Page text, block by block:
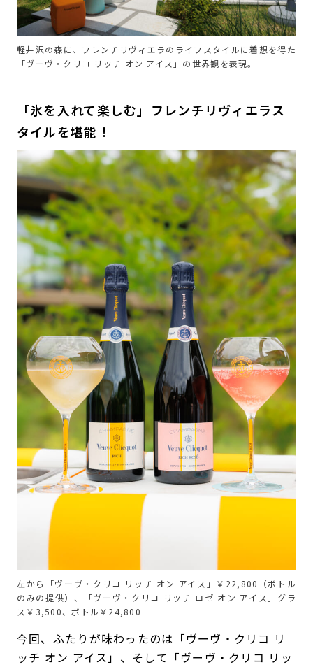
軽井沢の森に、フレンチリヴィエラのライフスタイルに着想を得た
「ヴーヴ・クリコ リッチ オン アイス」の世界観を表現。
「氷を入れて楽しむ」フレンチリヴィエラス
タイルを堪能！
左から「ヴーヴ・クリコ リッチ オン アイス」￥22,800（ボトル
のみの提供）、「ヴーヴ・クリコ リッチ ロゼ オン アイス」グラ
ス￥3,500、ボトル￥24,800
今回、ふたりが味わったのは「ヴーヴ・クリコ リ
ッチ オン アイス」、そして「ヴーヴ・クリコ リッ